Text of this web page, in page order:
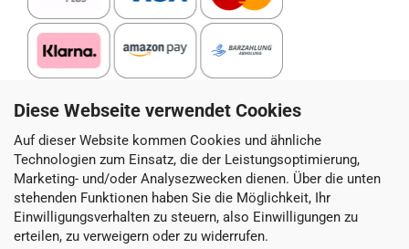
Diese Webseite verwendet Cookies
Auf dieser Website kommen Cookies und ähnliche
Technologien zum Einsatz, die der Leistungsoptimierung,
Marketing- und/oder Analysezwecken dienen. Über die unten
stehenden Funktionen haben Sie die Möglichkeit, Ihr
Einwilligungsverhalten zu steuern, also Einwilligungen zu
erteilen, zu verweigern oder zu widerrufen.
Paketdienstleister